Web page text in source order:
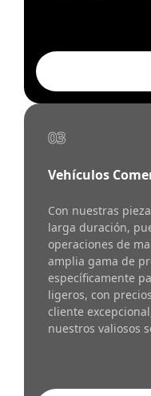
03
Vehículos
Con nuestras
larga duración,
operaciones de
amplia gama de
específicamente
ligeros, con
cliente
nuestros valiosos